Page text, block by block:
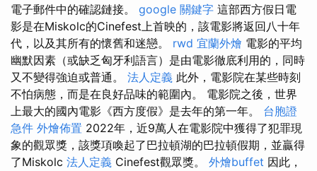
電子郵件中的確認鏈接。 google 關鍵字 這部西方假日電
影是在Miskolc的Cinefest上首映的，該電影將返回八十年
代，以及其所有的懷舊和迷戀。 rwd 宜蘭外燴 電影的平均
幽默因素（或缺乏匈牙利語言）是由電影徹底利用的，同時
又不變得強迫或普通。 法人定義 此外，電影院在某些時刻
不怕病態，而是在良好品味的範圍內。 電影院之後，世界
上最大的國內電影《西方度假》是去年的第一年。 台胞證
急件 外燴佈置 2022年，近9萬人在電影院中獲得了犯罪現
象的觀眾獎，該獎項喚起了巴拉頓湖的巴拉頓假期，並贏得
了Miskolc 法人定義 Cinefest觀眾獎。 外燴buffet 因此，